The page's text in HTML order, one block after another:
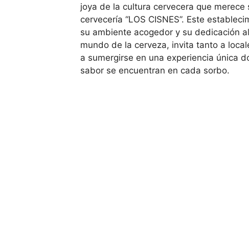
joya de la cultura cervecera que
cervecería “LOS CISNES”. Este
su ambiente acogedor y su dedicación
mundo de la cerveza, invita tanto a
a sumergirse en una experiencia única
sabor se encuentran en cada sorbo.